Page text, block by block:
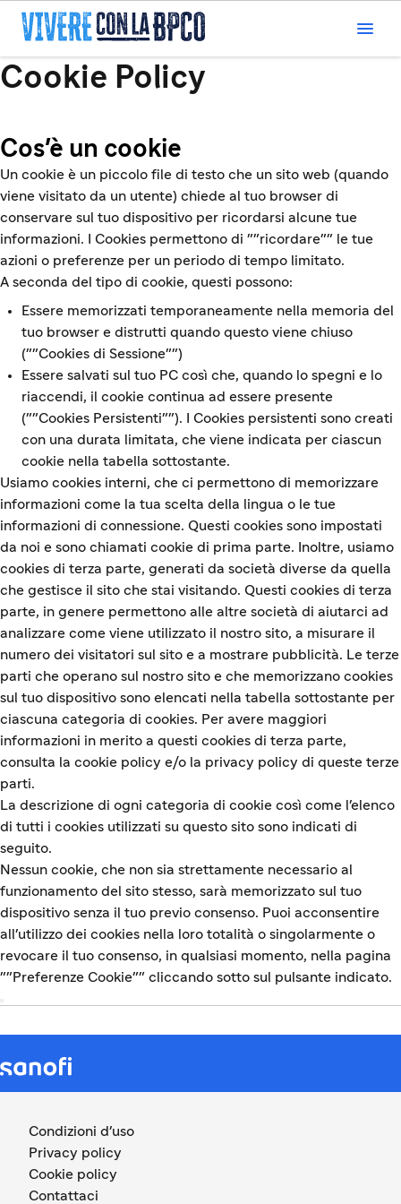

Cookie Policy
Cos'è un cookie
Un cookie è un piccolo file di testo che un sito web (quando
viene visitato da un utente) chiede al tuo browser di
conservare sul tuo dispositivo per ricordarsi alcune tue
informazioni. I Cookies permettono di ""ricordare"" le tue
azioni o preferenze per un periodo di tempo limitato.
A seconda del tipo di cookie, questi possono:
Essere memorizzati temporaneamente nella memoria del
tuo browser e distrutti quando questo viene chiuso
(""Cookies di Sessione"")
Essere salvati sul tuo PC così che, quando lo spegni e lo
riaccendi, il cookie continua ad essere presente
(""Cookies Persistenti""). I Cookies persistenti sono creati
con una durata limitata, che viene indicata per ciascun
cookie nella tabella sottostante.
Usiamo cookies interni, che ci permettono di memorizzare
informazioni come la tua scelta della lingua o le tue
informazioni di connessione. Questi cookies sono impostati
da noi e sono chiamati cookie di prima parte. Inoltre, usiamo
cookies di terza parte, generati da società diverse da quella
che gestisce il sito che stai visitando. Questi cookies di terza
parte, in genere permettono alle altre società di aiutarci ad
analizzare come viene utilizzato il nostro sito, a misurare il
numero dei visitatori sul sito e a mostrare pubblicità. Le terze
parti che operano sul nostro sito e che memorizzano cookies
sul tuo dispositivo sono elencati nella tabella sottostante per
ciascuna categoria di cookies. Per avere maggiori
informazioni in merito a questi cookies di terza parte,
consulta la cookie policy e/o la privacy policy di queste terze
parti.
La descrizione di ogni categoria di cookie così come l'elenco
di tutti i cookies utilizzati su questo sito sono indicati di
seguito.
Nessun cookie, che non sia strettamente necessario al
funzionamento del sito stesso, sarà memorizzato sul tuo
dispositivo senza il tuo previo consenso. Puoi acconsentire
all'utilizzo dei cookies nella loro totalità o singolarmente o
revocare il tuo consenso, in qualsiasi momento, nella pagina
""Preferenze Cookie"" cliccando sotto sul pulsante indicato.
Condizioni d'uso
Privacy policy
Cookie policy
Contattaci